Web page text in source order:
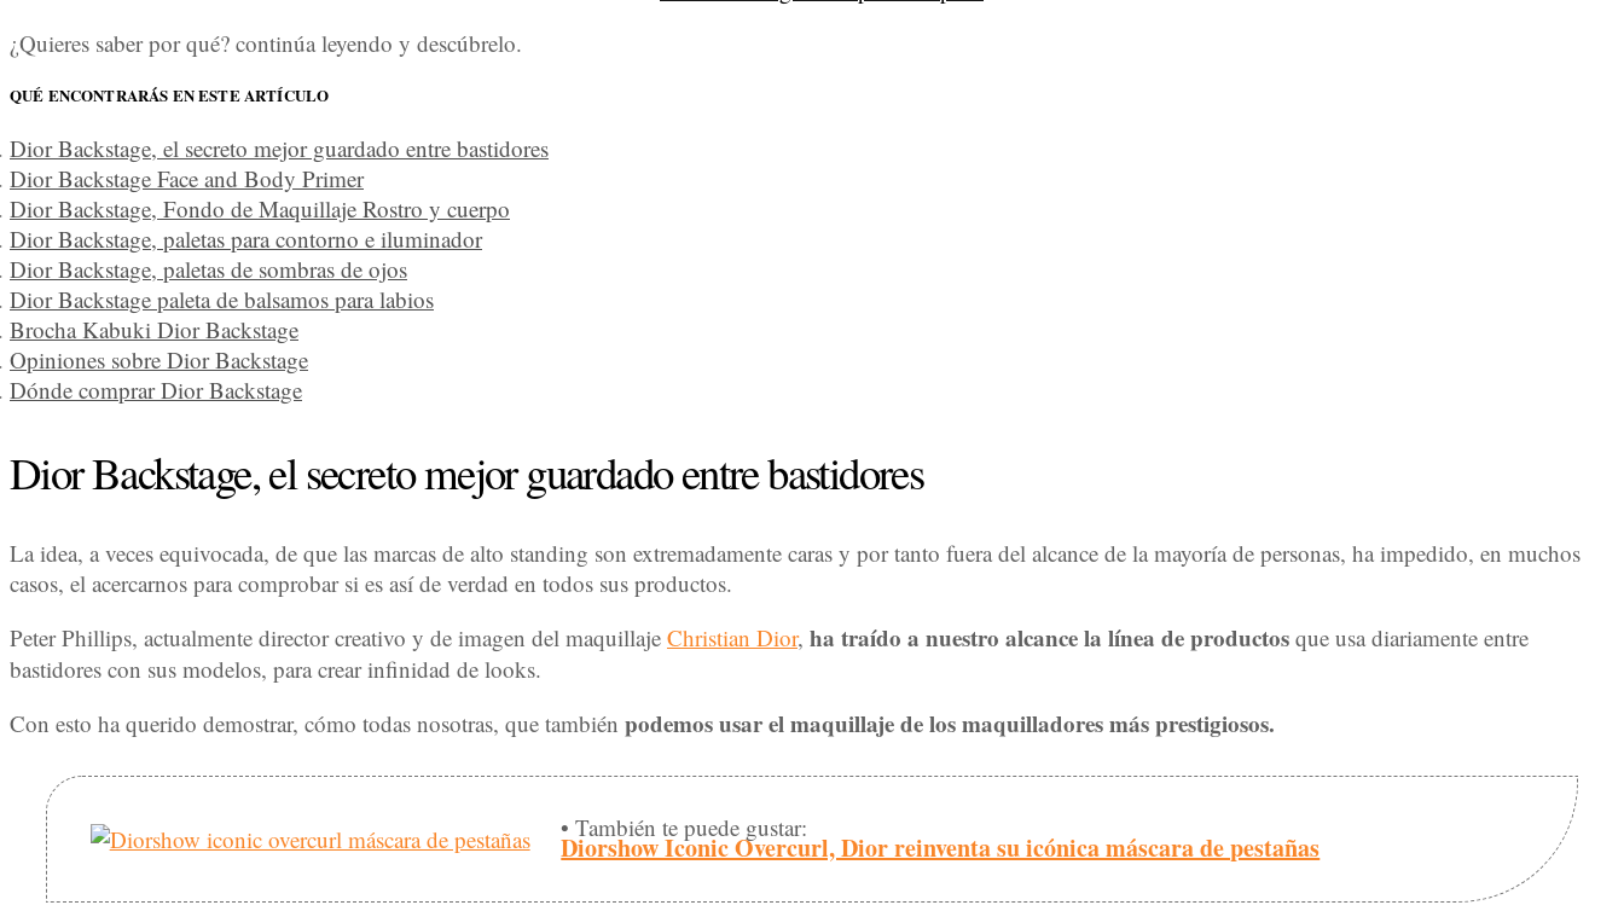
¿Quieres saber por qué? continúa leyendo y descúbrelo.
QUÉ ENCONTRARÁS EN ESTE ARTÍCULO
Dior Backstage, el secreto mejor guardado entre bastidores
Dior Backstage Face and Body Primer
Dior Backstage, Fondo de Maquillaje Rostro y cuerpo
Dior Backstage, paletas para contorno e iluminador
Dior Backstage, paletas de sombras de ojos
Dior Backstage paleta de balsamos para labios
Brocha Kabuki Dior Backstage
Opiniones sobre Dior Backstage
Dónde comprar Dior Backstage
Dior Backstage, el secreto mejor guardado entre bastidores
La idea, a veces equivocada, de que las marcas de alto standing son extremadamente caras y por tanto fuera del alcance de la mayoría de personas, ha impedido, en muchos
casos, el acercarnos para comprobar si es así de verdad en todos sus productos.
Peter Phillips, actualmente director creativo y de imagen del maquillaje Christian Dior, ha traído a nuestro alcance la línea de productos que usa diariamente entre
bastidores con sus modelos, para crear infinidad de looks.
Con esto ha querido demostrar, cómo todas nosotras, que también podemos usar el maquillaje de los maquilladores más prestigiosos.
• También te puede gustar:
Diorshow Iconic Overcurl, Dior reinventa su icónica máscara de pestañas